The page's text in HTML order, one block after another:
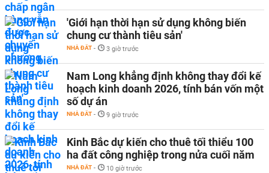
'Giới hạn thời hạn sử dụng không biến
chung cư thành tiêu sản'
NHÀ ĐẤT - 3 giờ trước
Nam Long khẳng định không thay đổi kế
hoạch kinh doanh 2026, tính bán vốn một
số dự án
NHÀ ĐẤT - 9 giờ trước
Kinh Bắc dự kiến cho thuê tối thiểu 100
ha đất công nghiệp trong nửa cuối năm
NHÀ ĐẤT - 10 giờ trước